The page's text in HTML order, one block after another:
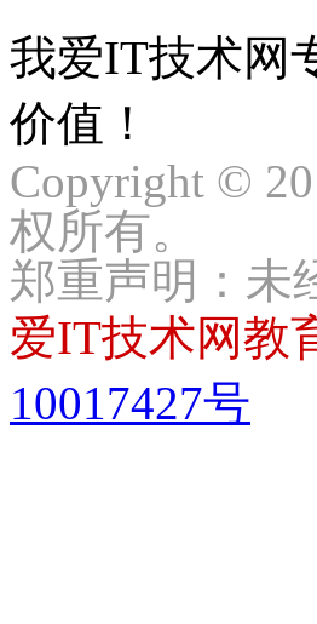
我爱IT技术网
价值！
Copyright ©
权所有。
郑重声明：未
爱IT技术网教
10017427号